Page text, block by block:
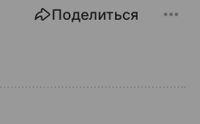
Поделиться